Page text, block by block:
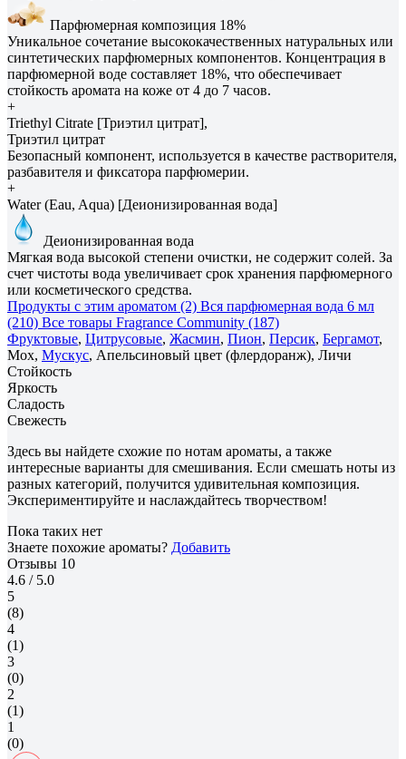
Парфюмерная композиция 18%
Уникальное сочетание высококачественных натуральных или
синтетических парфюмерных компонентов. Концентрация в
парфюмерной воде составляет 18%, что обеспечивает
стойкость аромата на коже от 4 до 7 часов.
+
Triethyl Citrate [Триэтил цитрат],
Триэтил цитрат
Безопасный компонент, используется в качестве растворителя,
разбавителя и фиксатора парфюмерии.
+
Water (Eau, Aqua) [Деионизированная вода]
Деионизированная вода
Мягкая вода высокой степени очистки, не содержит солей. За
счет чистоты вода увеличивает срок хранения парфюмерного
или косметического средства.
Продукты с этим ароматом (2) Вся парфюмерная вода 6 мл
(210) Все товары Fragrance Community (187)
Фруктовые, Цитрусовые, Жасмин, Пион, Персик, Бергамот,
Мох, Мускус, Апельсиновый цвет (флердоранж), Личи
Стойкость
Яркость
Сладость
Свежесть
Здесь вы найдете схожие по нотам ароматы, а также
интересные варианты для смешивания. Если смешать ноты из
разных категорий, получится удивительная композиция.
Экспериментируйте и наслаждайтесь творчеством!
Пока таких нет
Знаете похожие ароматы? Добавить
Отзывы 10
4.6 / 5.0
5
(8)
4
(1)
3
(0)
2
(1)
1
(0)